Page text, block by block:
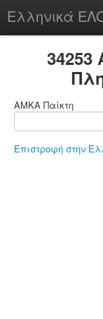
Ελληνικά
chesstu.be @ discord
ΑΜΚΑ Παίκτη
Επιστροφή στην